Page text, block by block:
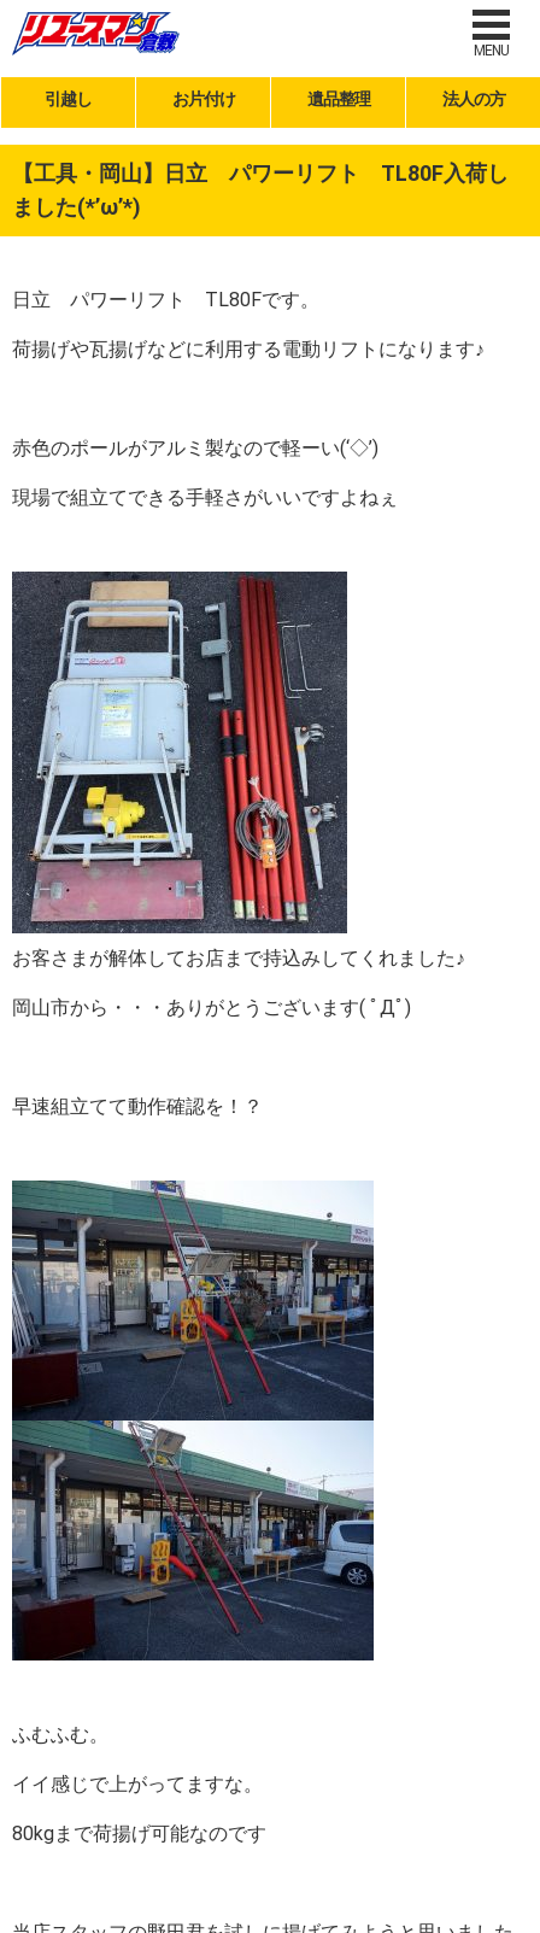
MENU
引越し お片付け 遺品整理 法人の方
【工具・岡山】日立 パワーリフト TL80F入荷し
ました(*’ω’*)
日立 パワーリフト TL80Fです。
荷揚げや瓦揚げなどに利用する電動リフトになります♪
赤色のポールがアルミ製なので軽ーい(‘◇’)ゞ
現場で組立てできる手軽さがいいですよねぇ
お客さまが解体してお店まで持込みしてくれました♪
岡山市から・・・ありがとうございます( ﾟДﾟ)
早速組立てて動作確認を！？
ふむふむ。
イイ感じで上がってますな。
80kgまで荷揚げ可能なのです